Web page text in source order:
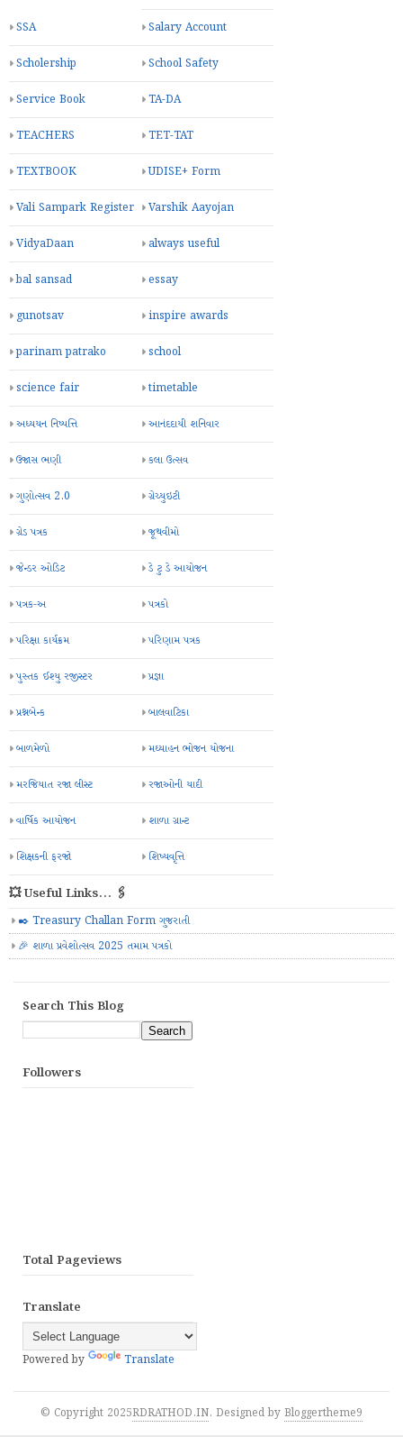
SSA Salary Account
Scholership School Safety
Service Book TA-DA
TEACHERS TET-TAT
TEXTBOOK UDISE+ Form
Vali Sampark Register Varshik Aayojan
VidyaDaan always useful
bal sansad essay
gunotsav inspire awards
parinam patrako school
science fair timetable
અધ્યયન નિષ્પત્તિ આનંદદાયી શનિવાર
ઉજાસ ભણી કલા ઉત્સવ
ગુણોત્સવ 2.0 ગ્રેચ્યુઇટી
ગ્રેડ પત્રક જૂથવીમો
જેન્ડર ઓડિટ ડે ટુ ડે આયોજન
પત્રક-અ પત્રકો
પરિક્ષા કાર્યક્રમ પરિણામ પત્રક
પુસ્તક ઈશ્યુ રજીસ્ટર પ્રજ્ઞા
પ્રશ્નબેન્ક બાલવાટિકા
બાળમેળો મઘ્યાહન ભોજન યોજના
મરજિયાત રજા લીસ્ટ રજાઓની યાદી
વાર્ષિક આયોજન શાળા ગ્રાન્ટ
શિક્ષકની ફરજો શિષ્યવૃત્તિ
💥 Useful Links... 🖇️
✒️ Treasury Challan Form ગુજરાતી
🎉 શાળા પ્રવેશોત્સવ 2025 તમામ પત્રકો
Search This Blog
Followers
Total Pageviews
Translate
Powered by Translate
© Copyright 2025RDRATHOD.IN. Designed by Bloggertheme9